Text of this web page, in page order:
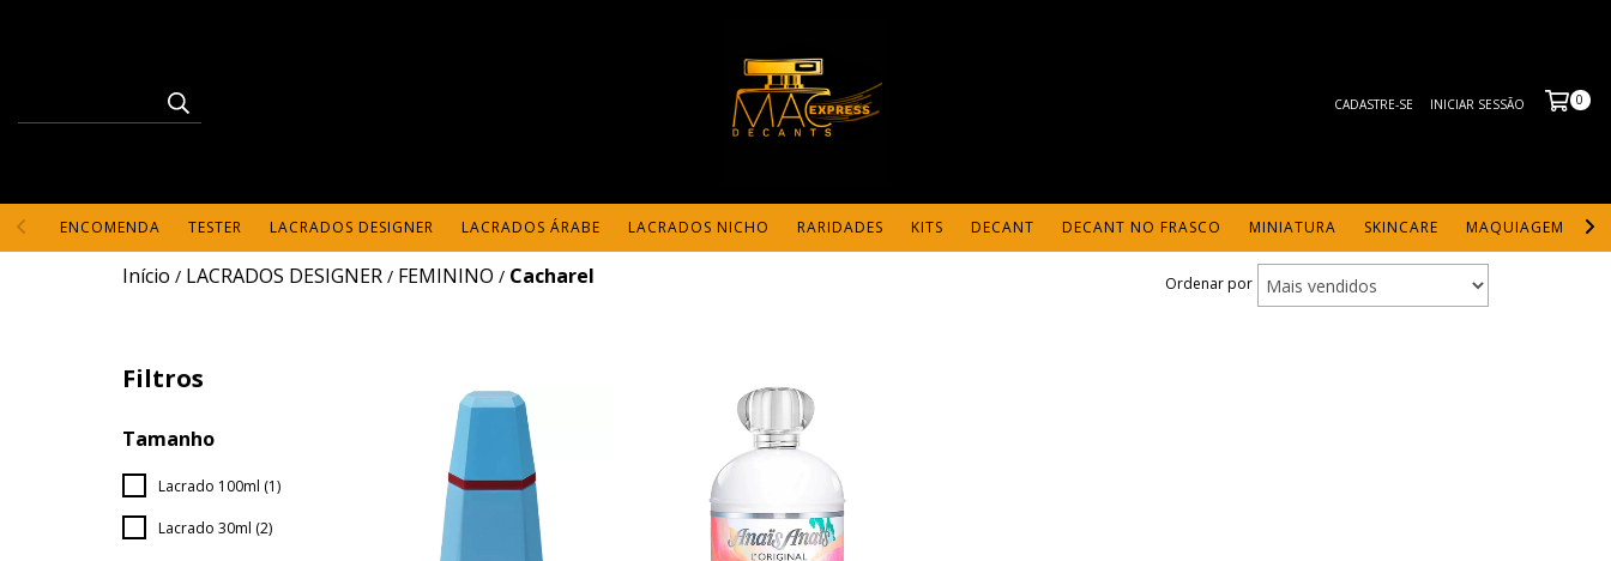
CADASTRE-SE INICIAR SESSÃO 0
ENCOMENDA TESTER LACRADOS DESIGNER LACRADOS ÁRABE LACRADOS NICHO RARIDADES KITS DECANT DECANT NO FRASCO MINIATURA SKINCARE MAQUIAGEM
Início / LACRADOS DESIGNER / FEMININO / Cacharel Ordenar por
Filtros
Tamanho
Lacrado 100ml (1)
Lacrado 30ml (2)